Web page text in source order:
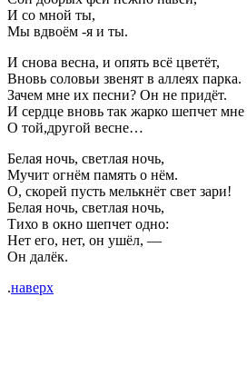
И со мной ты,
Мы вдвоём -я и ты.
И снова весна, и опять всё цветёт,
Вновь соловьи звенят в аллеях парка.
Зачем мне их песни? Он не придёт.
И сердце вновь так жарко шепчет мне
О той,другой весне…
Белая ночь, светлая ночь,
Мучит огнём память о нём.
О, скорей пусть мелькнёт свет зари!
Белая ночь, светлая ночь,
Тихо в окно шепчет одно:
Нет его, нет, он ушёл, —
Он далёк.
.наверх